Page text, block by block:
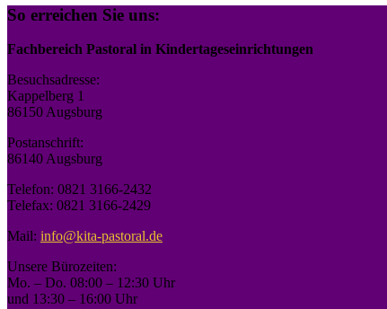
So erreichen Sie uns:
Fachbereich Pastoral in Kindertageseinrichtungen
Besuchsadresse:
Kappelberg 1
86150 Augsburg
Postanschrift:
86140 Augsburg
Telefon: 0821 3166-2432
Telefax: 0821 3166-2429
Mail: info@kita-pastoral.de
Unsere Bürozeiten:
Mo. – Do. 08:00 – 12:30 Uhr
und 13:30 – 16:00 Uhr